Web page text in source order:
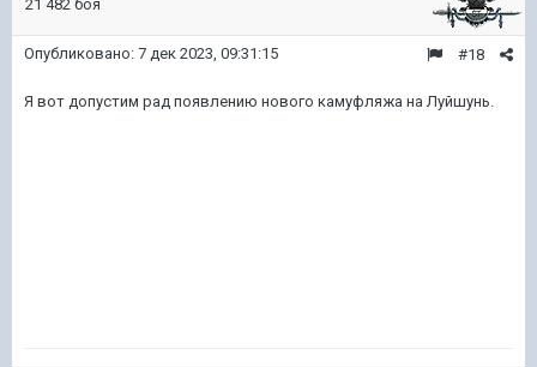
21 482 боя
#18
Опубликовано: 7 дек 2023, 09:31:15
Я вот допустим рад появлению нового камуфляжа на Луйшунь.